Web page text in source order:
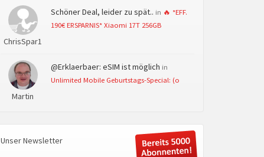
ChrisSpar1
Schöner Deal, leider zu spät.. in 🔥 *EFF.
190€ ERSPARNIS* Xiaomi 17T 256GB
Martin
@Erklaerbaer: eSIM ist möglich in
Unlimited Mobile Geburtstags-Special: (o
Unser Newsletter